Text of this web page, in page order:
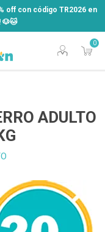
off con código TR2026 en
​🐶​🐱
0
off con código TR2026 en
ADULTO